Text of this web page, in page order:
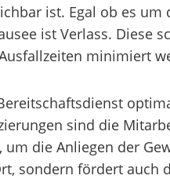
ist. Egal ob es um
ist Verlass. Diese
minimiert
sind die
die Anliegen der
sondern fördert auch